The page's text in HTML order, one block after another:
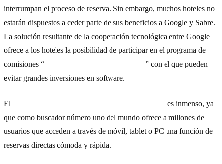
interrumpan el proceso de reserva. Sin embargo, muchos hoteles no
estarán dispuestos a ceder parte de sus beneficios a Google y Sabre.
La solución resultante de la cooperación tecnológica entre Google
ofrece a los hoteles la posibilidad de participar en el programa de
comisiones “
” con el que pueden
evitar grandes inversiones en software.
El
es inmenso, ya
que como buscador número uno del mundo ofrece a millones de
usuarios que acceden a través de móvil, tablet o PC una función de
reservas directas cómoda y rápida.